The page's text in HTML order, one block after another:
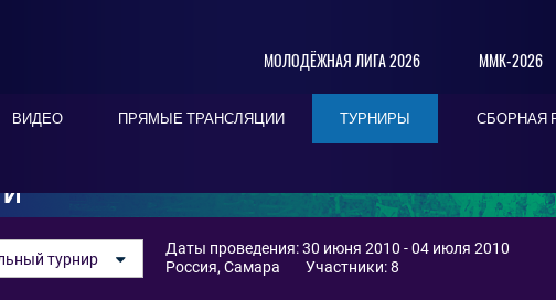
МОЛОДЁЖНАЯ ЛИГА 2026 ММК-2026
ВИДЕО ПРЯМЫЕ ТРАНСЛЯЦИИ ТУРНИРЫ СБОРНАЯ
турнир
Даты проведения: 30 июня 2010 - 04 июля 2010
Россия, Самара
Участники: 8